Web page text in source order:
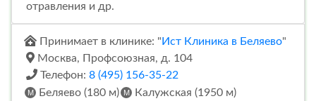
отравления и др.
Принимает в клинике: " Ист Клиника в Беляево"
Москва, Профсоюзная, д. 104
Телефон: 8 (495) 156-35-22
Беляево (180 м)
Калужская (1950 м)